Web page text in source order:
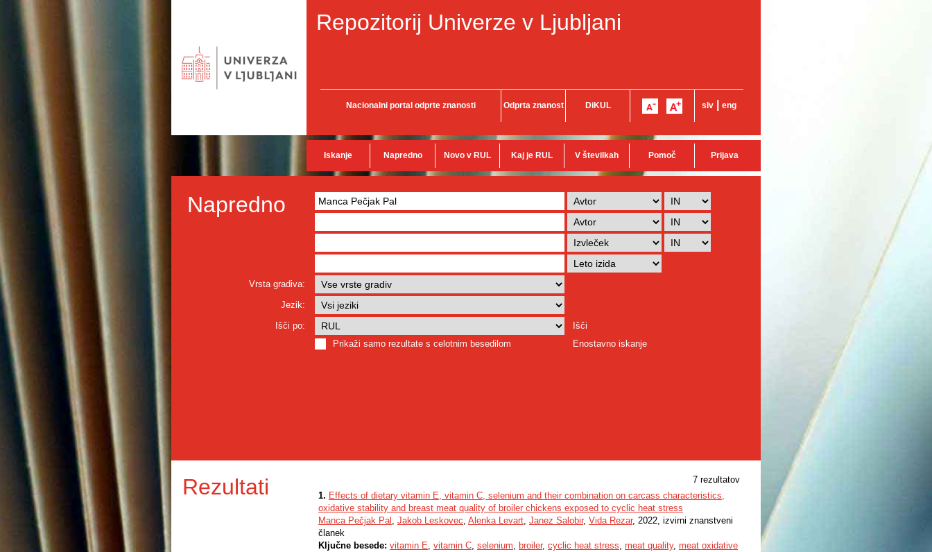
Repozitorij Univerze v Ljubljani
Nacionalni portal odprte znanosti Odprta znanost DiKUL slv eng
Iskanje Napredno Novo v RUL Kaj je RUL V številkah Pomoč Prijava
Napredno
Vrsta gradiva:
Jezik:
Išči po:
Išči
Prikaži samo rezultate s celotnim besedilom
Enostavno iskanje
Rezultati 7 rezultatov
1. Effects of dietary vitamin E, vitamin C, selenium and their combination on carcass characteristics,
oxidative stability and breast meat quality of broiler chickens exposed to cyclic heat stress
Manca Pečjak Pal , Jakob Leskovec, Alenka Levart, Janez Salobir, Vida Rezar, 2022, izvirni znanstveni
članek
Ključne besede: vitamin E, vitamin C, selenium, broiler, cyclic heat stress, meat quality, meat oxidative